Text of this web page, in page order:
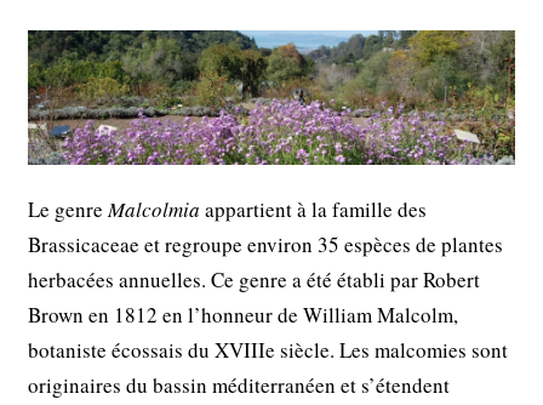
Le genreMalcolmia appartient à la famille des
Brassicaceae et regroupe environ 35 espèces de plantes
herbacées annuelles. Ce genre a été établi par Robert
Brown en 1812 en l’honneur de William Malcolm,
botaniste écossais du XVIIIe siècle. Les malcomies sont
originaires du bassin méditerranéen et s’étendent